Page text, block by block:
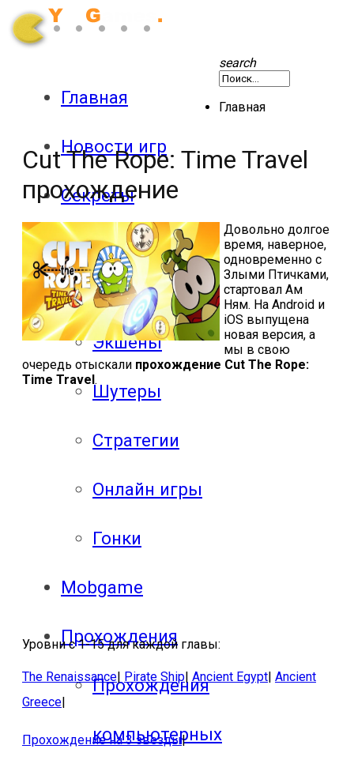
Главная
Новости игр
Секреты
Патчи
Обзоры
Экшены
Шутеры
Стратегии
Онлайн игры
Гонки
Mobgame
Прохождения
Прохождения
компьютерных
search
Главная
Cut The Rope: Time Travel
прохождение
Довольно долгое
время, наверное,
одновременно с
Злыми Птичками,
стартовал Ам
Ням. На Android и
iOS выпущена
новая версия, а
мы в свою
очередь отыскали прохождение Cut The Rope:
Time Travel.
Уровни с 1-15 для каждой главы:
The Renaissance| Pirate Ship| Ancient Egypt| Ancient
Greece|
Прохождение на 3 звезды|